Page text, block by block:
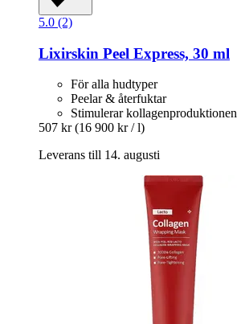
5.0 (2)
Lixirskin Peel Express, 30 ml
För alla hudtyper
Peelar & återfuktar
Stimulerar kollagenproduktionen
507 kr (16 900 kr / l)
Leverans till 14. augusti